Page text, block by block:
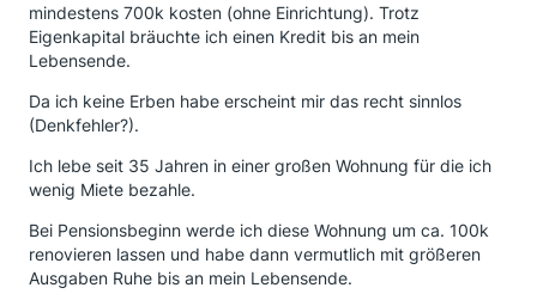
mindestens 700k kosten (ohne Einrichtung). Trotz
Eigenkapital bräuchte ich einen Kredit bis an mein
Lebensende.
Da ich keine Erben habe erscheint mir das recht sinnlos
(Denkfehler?).
Ich lebe seit 35 Jahren in einer großen Wohnung für die ich
wenig Miete bezahle.
Bei Pensionsbeginn werde ich diese Wohnung um ca. 100k
renovieren lassen und habe dann vermutlich mit größeren
Ausgaben Ruhe bis an mein Lebensende.